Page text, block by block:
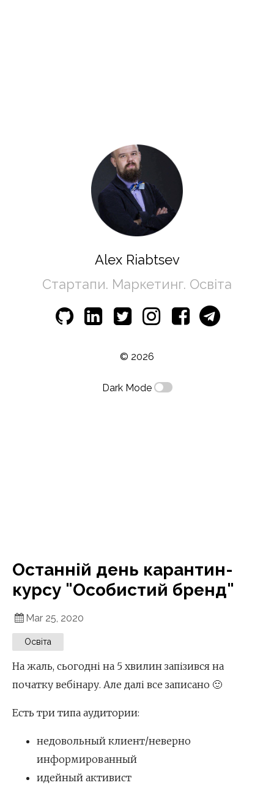
Alex Riabtsev
Стартапи. Маркетинг. Освіта
© 2026
Dark Mode
Останній день карантин-
курсу "Особистий бренд"
Mar 25, 2020
Освіта
На жаль, сьогодні на 5 хвилин запізився на
початку вебінару. Але далі все записано 🙂
Есть три типа аудитории:
недовольный клиент/неверно
информированный
идейный активист